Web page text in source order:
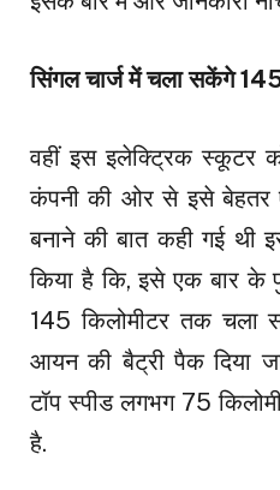
सिंगल चार्ज में चला सकेंगे
वहीं इस इलेक्ट्रिक स्कूटर
कंपनी की ओर से इसे बेहतर
बनाने की बात कही गई थी
किया है कि, इसे एक बार
145 किलोमीटर तक चला
आयन की बैट्री पैक दिया
टॉप स्पीड लगभग 75
है.